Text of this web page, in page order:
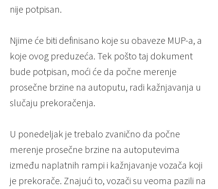
nije potpisan.
Njime će biti definisano koje su obaveze MUP-a, a
koje ovog preduzeća. Tek pošto taj dokument
bude potpisan, moći će da počne merenje
prosečne brzine na autoputu, radi kažnjavanja u
slučaju prekoračenja.
U ponedeljak je trebalo zvanično da počne
merenje prosečne brzine na autoputevima
između naplatnih rampi i kažnjavanje vozača koji
je prekorače. Znajući to, vozači su veoma pazili na